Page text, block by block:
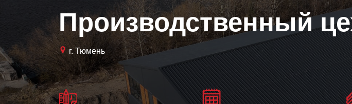
навигации
Производственный
г. Тюмень